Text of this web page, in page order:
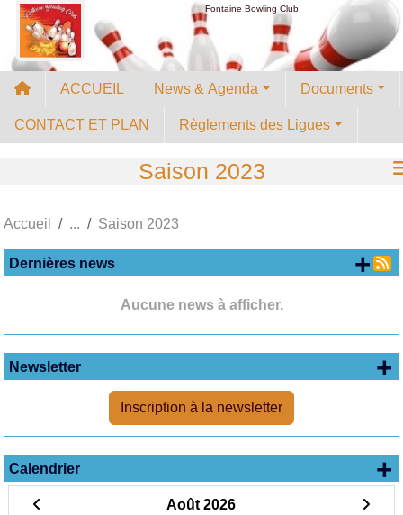
Fontaine Bowling Club
ACCUEIL News & Agenda Documents
CONTACT ET PLAN Règlements des Ligues
Saison 2023
Accueil Saison 2023
Dernières news
Aucune news à afficher.
+
Newsletter
Inscription à la newsletter
+
Calendrier
Août 2026
+
Panneau de gestion des cookies